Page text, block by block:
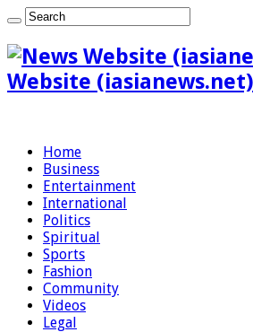
Website
Home
Business
Entertainment
International
Politics
Spiritual
Sports
Fashion
Community
Videos
Legal